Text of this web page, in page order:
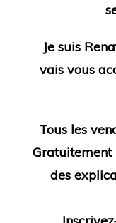
Je suis
vais vous
Tous les
Gratuitement
des